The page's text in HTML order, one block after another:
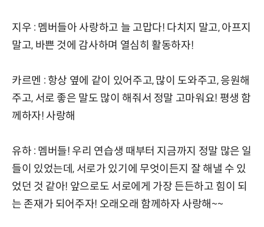
지우 : 멤버들아 사랑하고 늘 고맙다! 다치지 말고, 아프지
말고, 바쁜 것에 감사하며 열심히 활동하자!
카르멘 : 항상 옆에 같이 있어주고, 많이 도와주고, 응원해
주고, 서로 좋은 말도 많이 해줘서 정말 고마워요! 평생 함
께하자! 사랑해
유하 : 멤버들! 우리 연습생 때부터 지금까지 정말 많은 일
들이 있었는데, 서로가 있기에 무엇이든지 잘 해낼 수 있
었던 것 같아! 앞으로도 서로에게 가장 든든하고 힘이 되
는 존재가 되어주자! 오래오래 함께하자 사랑해~~